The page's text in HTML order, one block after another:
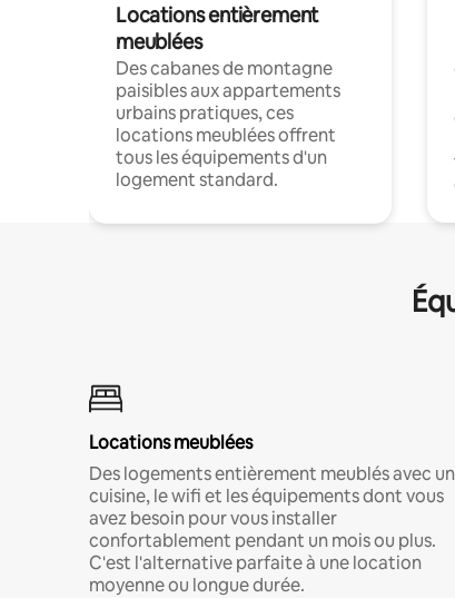
Locations entièrement
meublées
Des cabanes de montagne
paisibles aux appartements
urbains pratiques, ces
locations meublées offrent
tous les équipements d'un
logement standard.
Locations meublées
Des logements entièrement meublés avec
cuisine, le wifi et les équipements dont vous
avez besoin pour vous installer
confortablement pendant un mois ou plus.
C'est l'alternative parfaite à une location
moyenne ou longue durée.